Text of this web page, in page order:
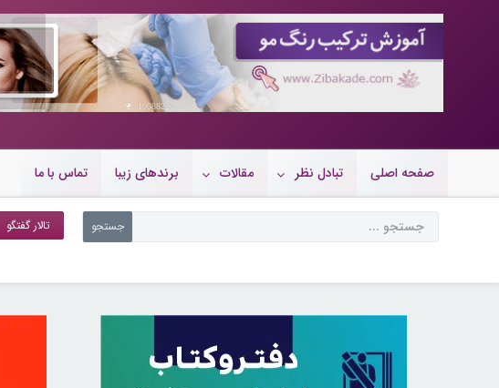
10088280
صفحه اصلی تبادل نظر مقالات برندهای زیبا تماس با ما